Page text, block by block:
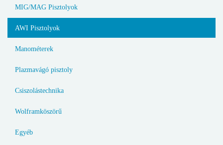
MIG/MAG Pisztolyok
AWI Pisztolyok
Manométerek
Plazmavágó pisztoly
Csiszolástechnika
Wolframköszörű
Egyéb